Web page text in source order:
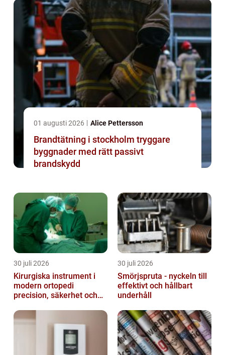
01 augusti 2026 Alice Pettersson
Brandtätning i stockholm tryggare
byggnader med rätt passivt
brandskydd
30 juli 2026
Kirurgiska instrument i
modern ortopedi
precision, säkerhet och
30 juli 2026
Smörjspruta - nyckeln till
effektivt och hållbart
underhåll